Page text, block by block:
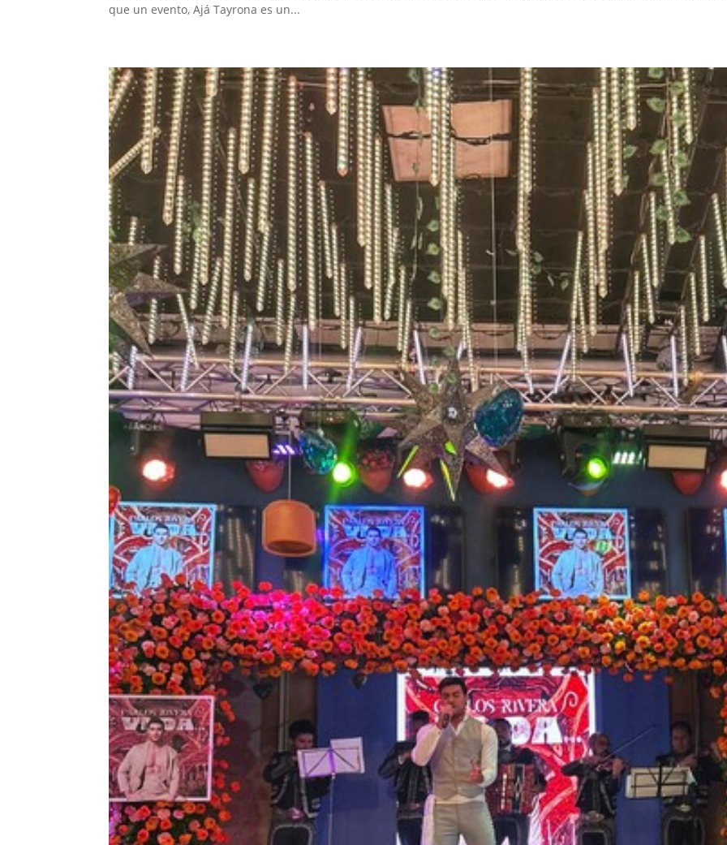
que un evento, Ajá Tayrona es un...